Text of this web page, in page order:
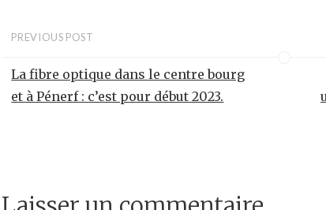
PREVIOUS POST
La fibre optique dans le centre bourg
et à Pénerf : c’est pour début 2023.